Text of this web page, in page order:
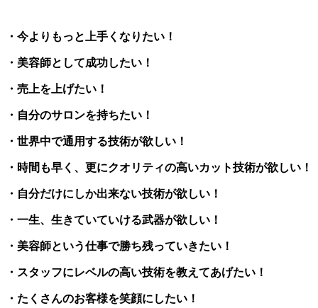
・今よりもっと上手くなりたい！
・美容師として成功したい！
・売上を上げたい！
・自分のサロンを持ちたい！
・世界中で通用する技術が欲しい！
・時間も早く、更にクオリティの高いカット技術が欲しい！
・自分だけにしか出来ない技術が欲しい！
・一生、生きていていける武器が欲しい！
・美容師という仕事で勝ち残っていきたい！
・スタッフにレベルの高い技術を教えてあげたい！
・たくさんのお客様を笑顔にしたい！